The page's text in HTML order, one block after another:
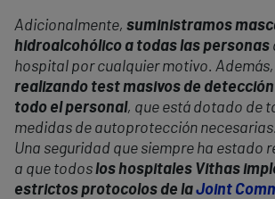
Adicionalmente, suministramos
hidroalcohólico a todas las personas
hospital por cualquier motivo. Además,
realizando test masivos de
todo el personal, que está dotado de
medidas de autoprotección necesarias.
Una seguridad que siempre ha estado
a que todoslos hospitales Vithas
estrictos protocolos de laJoint